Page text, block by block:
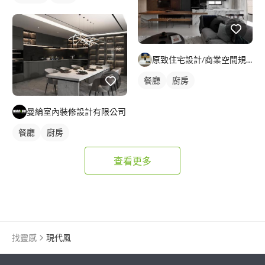
曼綸室內裝修設計有限公司
餐廳 廚房
原致住宅設計/商業空間規劃 事務所
餐廳 廚房
查看更多
找靈感 現代風